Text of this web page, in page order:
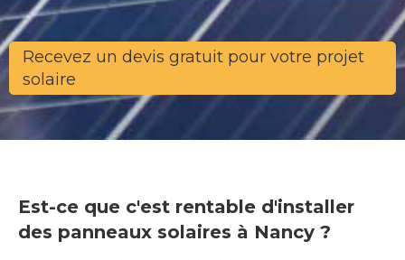
Recevez un devis gratuit pour votre projet
solaire
Est-ce que c'est rentable d'installer
des panneaux solaires à Nancy ?